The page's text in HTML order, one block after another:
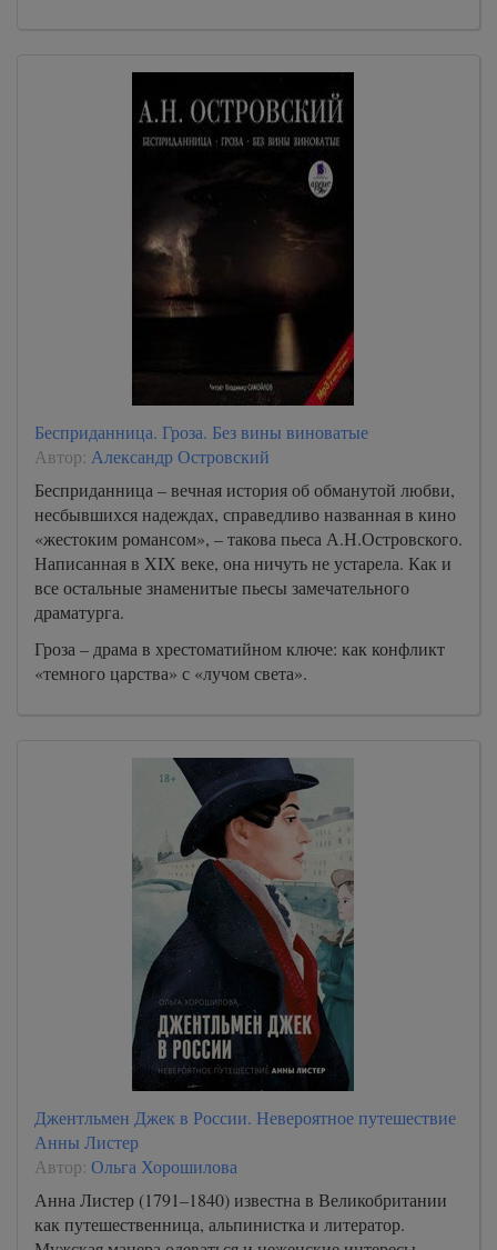
Бесприданница. Гроза. Без вины виноватые
Автор: Александр Островский
Бесприданница – вечная история об обманутой любви,
несбывшихся надеждах, справедливо названная в кино
«жестоким романсом», – такова пьеса А.Н.Островского.
Написанная в XIX веке, она ничуть не устарела. Как и
все остальные знаменитые пьесы замечательного
драматурга.
Гроза – драма в хрестоматийном ключе: как конфликт
«темного царства» с «лучом света».
Джентльмен Джек в России. Невероятное путешествие
Анны Листер
Автор: Ольга Хорошилова
Анна Листер (1791–1840) известна в Великобритании
как путешественница, альпинистка и литератор.